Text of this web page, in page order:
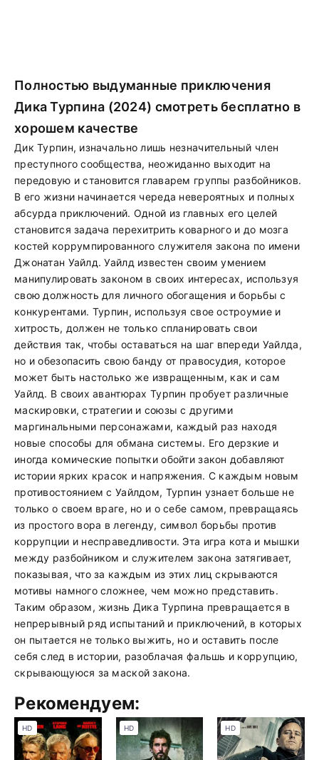
Полностью выдуманные приключения
Дика Турпина (2024) смотреть бесплатно в
хорошем качестве
Дик Турпин, изначально лишь незначительный член
преступного сообщества, неожиданно выходит на
передовую и становится главарем группы разбойников.
В его жизни начинается череда невероятных и полных
абсурда приключений. Одной из главных его целей
становится задача перехитрить коварного и до мозга
костей коррумпированного служителя закона по имени
Джонатан Уайлд. Уайлд известен своим умением
манипулировать законом в своих интересах, используя
свою должность для личного обогащения и борьбы с
конкурентами. Турпин, используя свое остроумие и
хитрость, должен не только спланировать свои
действия так, чтобы оставаться на шаг впереди Уайлда,
но и обезопасить свою банду от правосудия, которое
может быть настолько же извращенным, как и сам
Уайлд. В своих авантюрах Турпин пробует различные
маскировки, стратегии и союзы с другими
маргинальными персонажами, каждый раз находя
новые способы для обмана системы. Его дерзкие и
иногда комические попытки обойти закон добавляют
истории ярких красок и напряжения. С каждым новым
противостоянием с Уайлдом, Турпин узнает больше не
только о своем враге, но и о себе самом, превращаясь
из простого вора в легенду, символ борьбы против
коррупции и несправедливости. Эта игра кота и мышки
между разбойником и служителем закона затягивает,
показывая, что за каждым из этих лиц скрываются
мотивы намного сложнее, чем можно представить.
Таким образом, жизнь Дика Турпина превращается в
непрерывный ряд испытаний и приключений, в которых
он пытается не только выжить, но и оставить после
себя след в истории, разоблачая фальшь и коррупцию,
скрывающуюся за маской закона.
Рекомендуем:
HD HD HD